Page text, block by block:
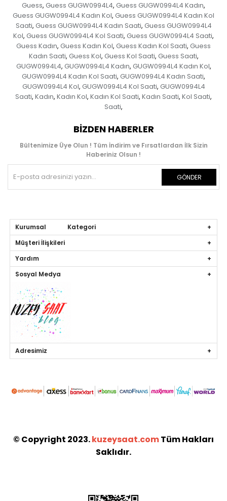
Guess, Guess GUGW0994L4, Guess GUGW0994L4 Kadın,
Guess GUGW0994L4 Kadın Kol, Guess GUGW0994L4 Kadın Kol
Saati, Guess GUGW0994L4 Kadın Saati, Guess GUGW0994L4
Kol, Guess GUGW0994L4 Kol Saati, Guess GUGW0994L4 Saati,
Guess Kadın, Guess Kadın Kol, Guess Kadın Kol Saati, Guess
Kadın Saati, Guess Kol, Guess Kol Saati, Guess Saati,
GUGW0994L4, GUGW0994L4 Kadın, GUGW0994L4 Kadın Kol,
GUGW0994L4 Kadın Kol Saati, GUGW0994L4 Kadın Saati,
GUGW0994L4 Kol, GUGW0994L4 Kol Saati, GUGW0994L4
Saati, Kadın, Kadın Kol, Kadın Kol Saati, Kadın Saati, Kol Saati,
Saati,
BIZDEN HABERLER
Bültenimize Üye Olun ! Tüm İndirim ve Fırsatlardan İlk Sizin
Haberiniz Olsun !
GÖNDER
Kurumsal Kategori
Müşteri İlişkileri
Yardım
Sosyal Medya
Adresimiz
© Copyright 2023.kuzeysaat.comTüm Hakları
Saklıdır.